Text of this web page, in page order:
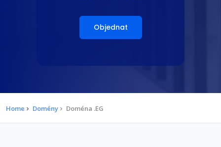
Objednat
Home Domény Doména .EG